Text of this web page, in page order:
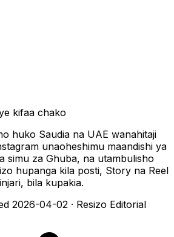
kifaa chako
huko Saudia na UAE wanahitaji
unaoheshimu maandishi ya
simu za Ghuba, na utambulisho
hupanga kila posti, Story na Reel
bila kupakia.
2026-04-02 · Resizo Editorial